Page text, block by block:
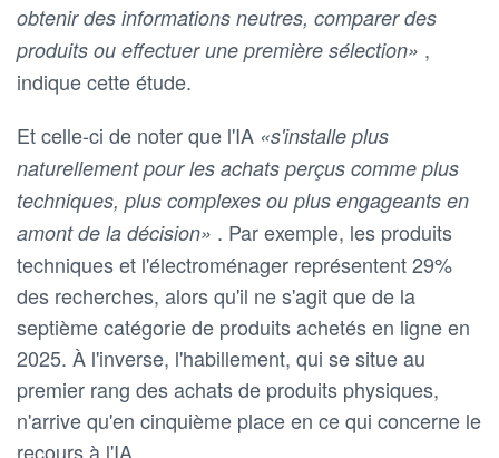
obtenir des informations neutres, comparer des
produits ou effectuer une première sélection» ,
indique cette étude.
Et celle-ci de noter que l'IA «s'installe plus
naturellement pour les achats perçus comme plus
techniques, plus complexes ou plus engageants en
amont de la décision» . Par exemple, les produits
techniques et l'électroménager représentent 29%
des recherches, alors qu'il ne s'agit que de la
septième catégorie de produits achetés en ligne en
2025. À l'inverse, l'habillement, qui se situe au
premier rang des achats de produits physiques,
n'arrive qu'en cinquième place en ce qui concerne le
recours à l'IA.